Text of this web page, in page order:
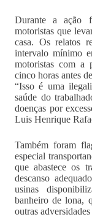
Durante a ação
motoristas que
casa. Os relatos
intervalo mínimo
motoristas com a
cinco horas antes
“Isso é uma
saúde do
doenças por
Luis Henrique
Também foram
especial
que abastece os
descanso
usinas
banheiro de lona,
outras